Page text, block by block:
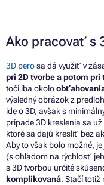
Ako pracovať s
3D perosa dá využiť v
pri 2D tvorbe a potom
točí iba okolo
výsledný obrázok z
ide o 3D, avšak s
prípade 3D kreslenia sa
ktoré sa dajú kresliť bez
Aby to však bolo možné,
(s ohľadom na rýchlosť
s 3D tvorbou určité
komplikovaná. Stačí